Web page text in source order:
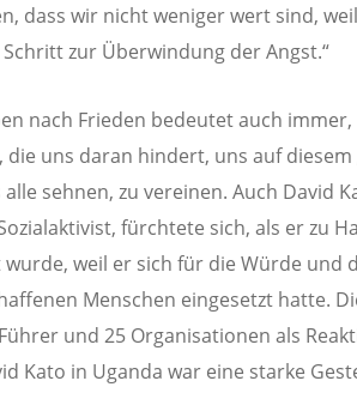
dass wir nicht weniger wert sind,
zur Überwindung der Angst.“
nach Frieden bedeutet auch
uns daran hindert, uns auf diesem
sehnen, zu vereinen. Auch David
fürchtete sich, als er zu
weil er sich für die Würde und
Menschen eingesetzt hatte.
und 25 Organisationen als
Kato in Uganda war eine starke